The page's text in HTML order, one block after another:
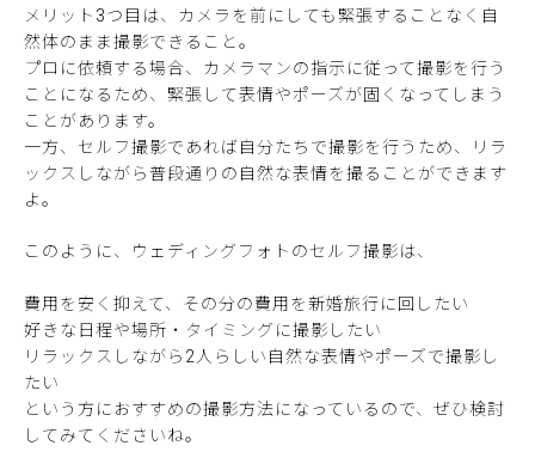
メリット3つ目は、カメラを前にしても緊張することなく自
然体のまま撮影できること。
プロに依頼する場合、カメラマンの指示に従って撮影を行う
ことになるため、緊張して表情やポーズが固くなってしまう
ことがあります。
一方、セルフ撮影であれば自分たちで撮影を行うため、リラ
ックスしながら普段通りの自然な表情を撮ることができます
よ。
このように、ウェディングフォトのセルフ撮影は、
費用を安く抑えて、その分の費用を新婚旅行に回したい
好きな日程や場所・タイミングに撮影したい
リラックスしながら2人らしい自然な表情やポーズで撮影し
たい
という方におすすめの撮影方法になっているので、ぜひ検討
してみてくださいね。